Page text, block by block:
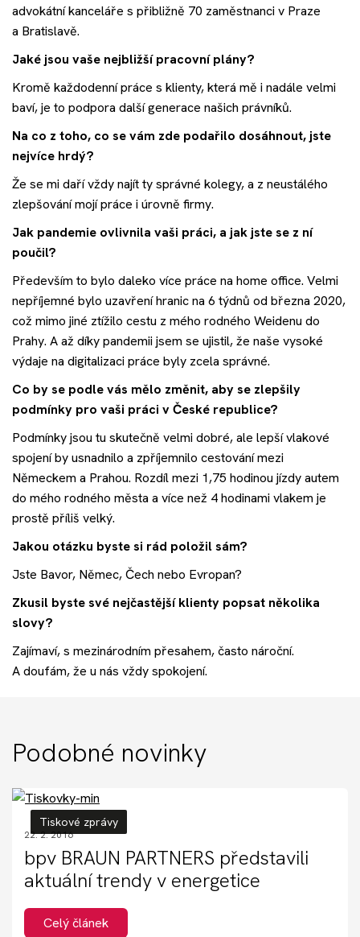
advokátní kanceláře s přibližně 70 zaměstnanci v Praze
a Bratislavě.
Jaké jsou vaše nejbližší pracovní plány?
Kromě každodenní práce s klienty, která mě i nadále velmi
baví, je to podpora další generace našich právníků.
Na co z toho, co se vám zde podařilo dosáhnout, jste
nejvíce hrdý?
Že se mi daří vždy najít ty správné kolegy, a z neustálého
zlepšování mojí práce i úrovně firmy.
Jak pandemie ovlivnila vaši práci, a jak jste se z ní
poučil?
Především to bylo daleko více práce na home office. Velmi
nepříjemné bylo uzavření hranic na 6 týdnů od března 2020,
což mimo jiné ztížilo cestu z mého rodného Weidenu do
Prahy. A až díky pandemii jsem se ujistil, že naše vysoké
výdaje na digitalizaci práce byly zcela správné.
Co by se podle vás mělo změnit, aby se zlepšily
podmínky pro vaši práci v České republice?
Podmínky jsou tu skutečně velmi dobré, ale lepší vlakové
spojení by usnadnilo a zpříjemnilo cestování mezi
Německem a Prahou. Rozdíl mezi 1,75 hodinou jízdy autem
do mého rodného města a více než 4 hodinami vlakem je
prostě příliš velký.
Jakou otázku byste si rád položil sám?
Jste Bavor, Němec, Čech nebo Evropan?
Zkusil byste své nejčastější klienty popsat několika
slovy?
Zajímaví, s mezinárodním přesahem, často nároční.
A doufám, že u nás vždy spokojení.
Podobné novinky
Tiskové zprávy
22. 2. 2016
bpv BRAUN PARTNERS představili
aktuální trendy v energetice
Celý článek